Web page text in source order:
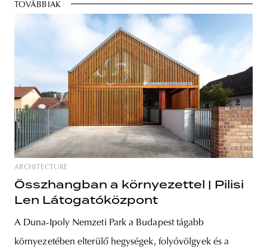
TOVÁBBIAK
ARCHITECTURE
Összhangban a környezettel | Pilisi
Len Látogatóközpont
A Duna-Ipoly Nemzeti Park a Budapest tágabb
környezetében elterülő hegységek, folyóvölgyek és a